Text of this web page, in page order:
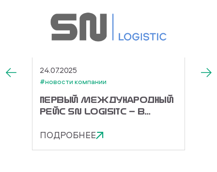
24.07.2025
#новости компании
ПЕРВЫЙ МЕЖДУНАРОДНЫЙ
РЕЙС SN LOGISITC — В
ПОДРОБНЕЕ